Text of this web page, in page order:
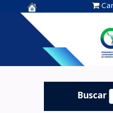
Centro de
Documentación
OLADE -
Buscar